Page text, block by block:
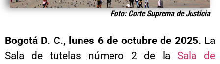
Foto: Corte Suprema de Justicia
Bogotá D. C., lunes 6 de octubre de 2025. La
Sala de tutelas número 2 de laSala de